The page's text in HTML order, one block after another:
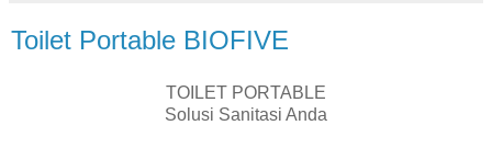
Toilet Portable BIOFIVE
TOILET PORTABLE
Solusi Sanitasi Anda